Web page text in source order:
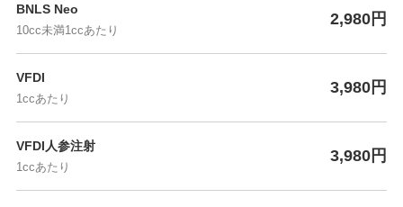
BNLS Neo
10cc未満1ccあたり
2,980円
VFDI
1ccあたり
3,980円
VFDI人参注射
1ccあたり
3,980円